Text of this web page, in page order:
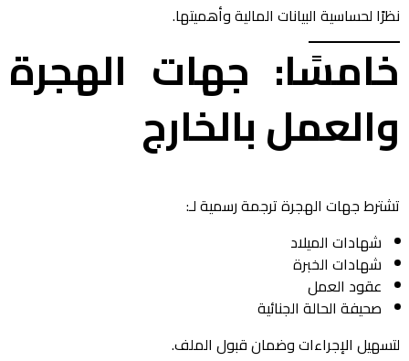
نظرًا لحساسية البيانات المالية وأهميتها.
خامسًا: جهات الهجرة
والعمل بالخارج
تشترط جهات الهجرة ترجمة رسمية لـ:
شهادات الميلاد
شهادات الخبرة
عقود العمل
صحيفة الحالة الجنائية
لتسهيل الإجراءات وضمان قبول الملف.